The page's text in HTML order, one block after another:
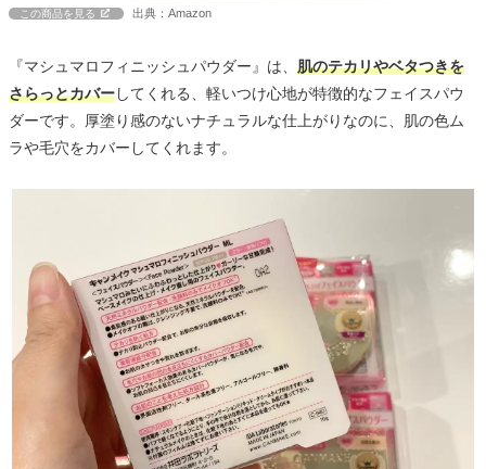
この商品を見る 出典：Amazon
『マシュマロフィニッシュパウダー』は、 肌のテカリやベタつきを
さらっとカバーしてくれる、軽いつけ心地が特徴的なフェイスパウ
ダーです。厚塗り感のないナチュラルな仕上がりなのに、肌の色ム
ラや毛穴をカバーしてくれます。